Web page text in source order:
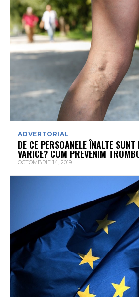
ADVERTORIAL
DE CE PERSOANELE ÎNALTE
VARICE? CUM PREVENIM
OCTOMBRIE 14, 2019